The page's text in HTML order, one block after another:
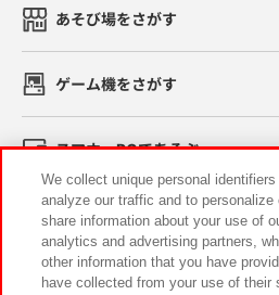
あそび場をさがす
ゲーム機をさがす
スマホ・PCであそぶ
イベント・キャンペーン
We collect unique personal
analyze our traffic and to
share information about your use of
analytics and advertising partners,
other information that you have
have collected from your use of